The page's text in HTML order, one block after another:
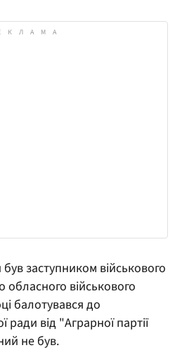
заступником військового
обласного військового
балотувався до
ради від "Аграрної партії
не був.